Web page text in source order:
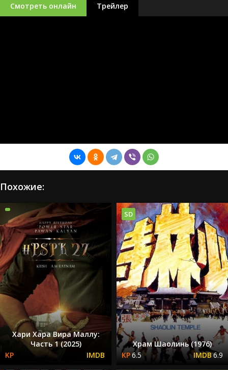
Смотреть онлайн Трейлер
Похожие:
Хари Хара Вира Маллу:
Часть 1 (2025)
SD
Храм Шаолинь (1976)
6.5
6.9